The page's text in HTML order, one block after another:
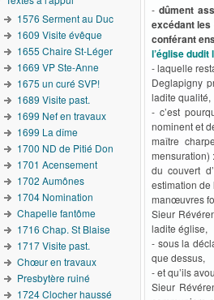
- dûment
excédant
conférant
l’église dudit
- laquelle
Deglapigny
ladite qualité,
- c’est
nominent et
maître
mensuration)
du couvert
estimation de
manœuvres
Sieur
ladite église,
- sous la
que dessus,
- et qu’ils
Sieur
1576 Serment au Duc
1609 Visite évêque
1655 Chaire St-Léger
1669 VP Ste-Anne
1675 un curé SVP!
1689 Visite past.
1699 Nef en travaux
1699 La dîme
1700 ND de Pitié Don
1701 Acensement
1702 Aumônes
1704 Nomination
Chapelle fantôme
1716 Chap. St Blaise
1717 Visite past.
Chœur en travaux
Presbytère ruiné
1724 Clocher haussé